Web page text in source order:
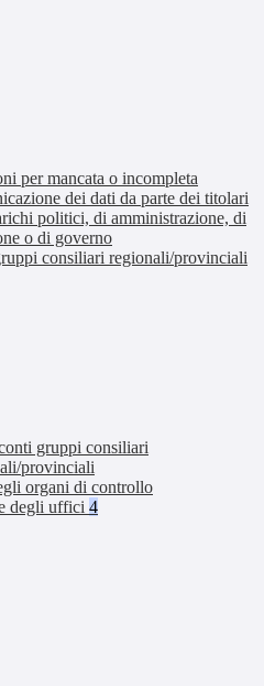
per mancata o incompleta
dei dati da parte dei titolari
politici, di amministrazione, di
o di governo
consiliari regionali/provinciali
gruppi consiliari
provinciali
organi di controllo
degli uffici 4